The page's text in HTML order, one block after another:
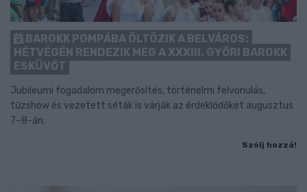
BAROKK POMPÁBA ÖLTÖZIK A BELVÁROS:
HÉTVÉGÉN RENDEZIK MEG A XXXIII. GYŐRI BAROKK
ESKÜVŐT
Jubileumi fogadalom megerősítés, történelmi felvonulás,
tűzshow és vezetett séták is várják az érdeklődőket augusztus
7–8-án.
Szólj hozzá!